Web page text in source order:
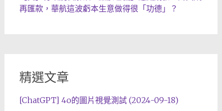
再匯款，華航這波虧本生意做得很「功德」？
精選文章
[ChatGPT] 4o的圖片視覺測試 (2024-09-18)